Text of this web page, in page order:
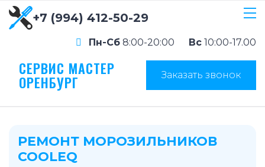
+7 (994) 412-50-29
Пн-Сб 8:00-20:00 Вс 10:00-17.00
СЕРВИС МАСТЕР
ОРЕНБУРГ Заказать звонок
РЕМОНТ МОРОЗИЛЬНИКОВ
COOLEQ